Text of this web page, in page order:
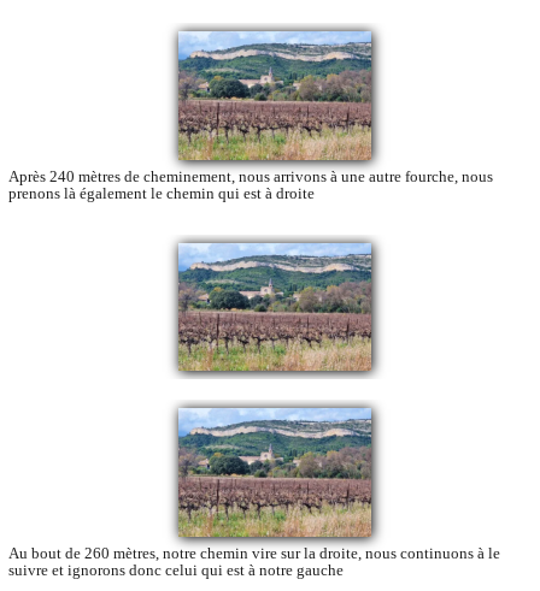
Après 240 mètres de cheminement, nous arrivons à une autre fourche, nous
prenons là également le chemin qui est à droite
Au bout de 260 mètres, notre chemin vire sur la droite, nous continuons à le
suivre et ignorons donc celui qui est à notre gauche